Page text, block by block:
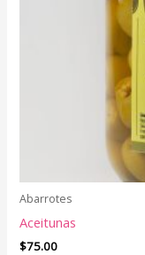
Abarrotes
Aceitunas
$75.00